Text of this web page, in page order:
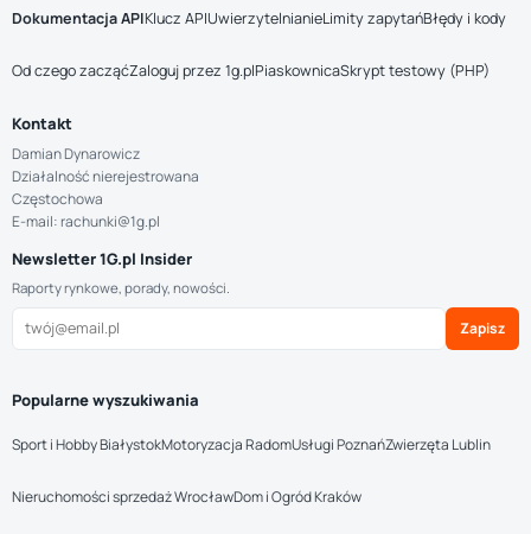
Dokumentacja APIKlucz APIUwierzytelnianieLimity zapytańBłędy i kody
Od czego zacząćZaloguj przez 1g.plPiaskownicaSkrypt testowy (PHP)
Kontakt
Damian Dynarowicz
Działalność nierejestrowana
Częstochowa
E-mail: rachunki@1g.pl
Newsletter 1G.pl Insider
Raporty rynkowe, porady, nowości.
Zapisz
Popularne wyszukiwania
Sport i Hobby BiałystokMotoryzacja RadomUsługi PoznańZwierzęta Lublin
Nieruchomości sprzedaż WrocławDom i Ogród Kraków